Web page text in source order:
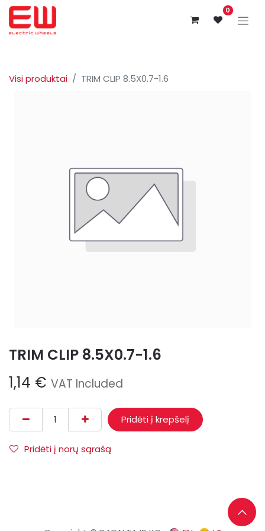
0
Visi produktai TRIM CLIP 8.5X0.7-1.6
TRIM CLIP 8.5X0.7-1.6
1,14 € VAT Included
Pridėti į krepšelį
Pridėti į norų sąrašą